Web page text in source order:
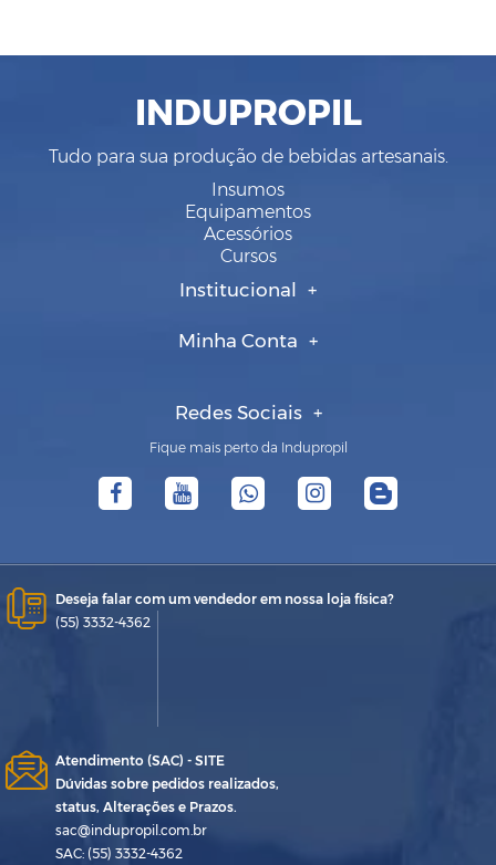
INDUPROPIL
Tudo para sua produção de bebidas artesanais.
Insumos
Equipamentos
Acessórios
Cursos
Institucional
Minha Conta
Redes Sociais
Fique mais perto da Indupropil
Deseja falar com um vendedor em nossa loja física?
(55) 3332-4362
Atendimento (SAC) - SITE
Dúvidas sobre pedidos realizados,
status, Alterações e Prazos.
sac@indupropil.com.br
SAC: (55) 3332-4362